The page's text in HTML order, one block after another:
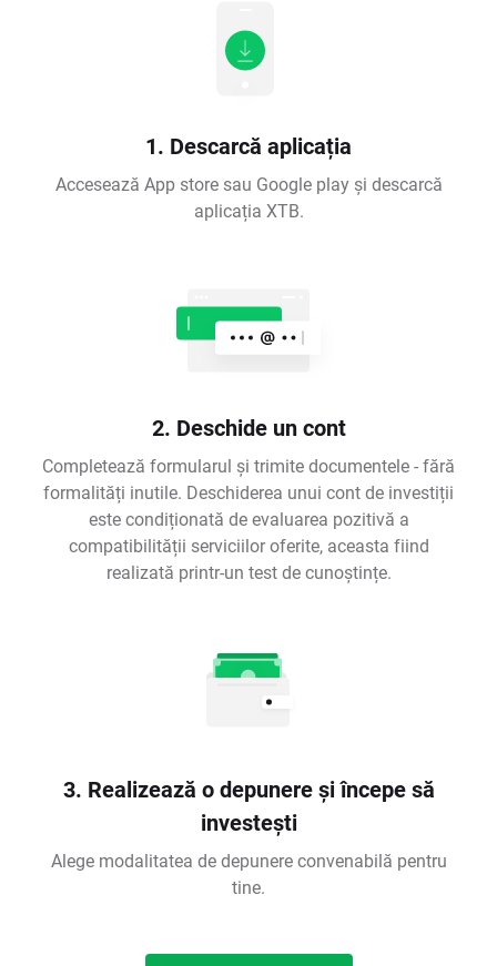
1. Descarcă aplicația
Accesează App store sau Google play și descarcă
aplicația XTB.
2. Deschide un cont
Completează formularul și trimite documentele - fără
formalități inutile. Deschiderea unui cont de investiții
este condiționată de evaluarea pozitivă a
compatibilității serviciilor oferite, aceasta fiind
realizată printr-un test de cunoștințe.
3. Realizează o depunere și începe să
investești
Alege modalitatea de depunere convenabilă pentru
tine.